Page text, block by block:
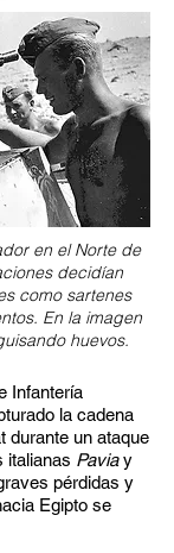
en el Norte de
decidían
como sartenes
En la imagen
huevos.
Infantería
la cadena
durante un ataque
italianas Paviay
pérdidas y
Egipto se